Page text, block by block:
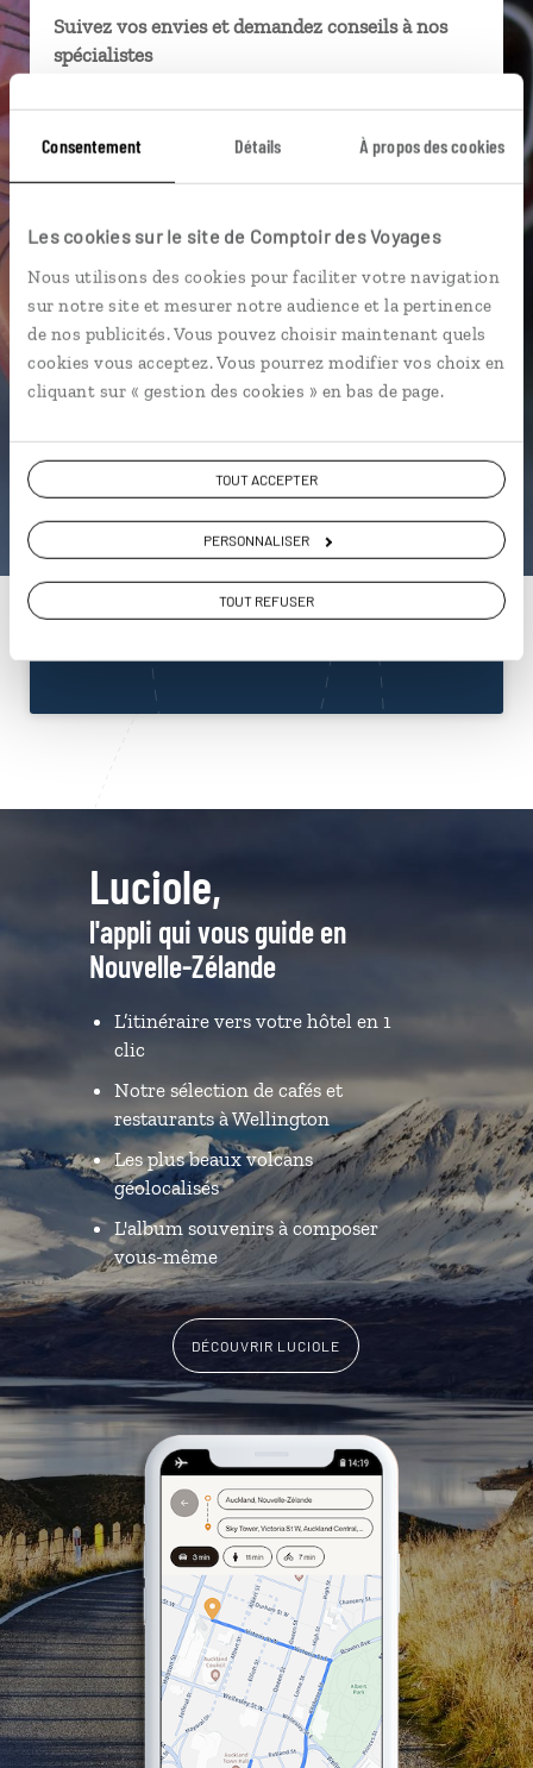
Consentement Détails À propos des cookies
Les cookies sur le site de Comptoir des Voyages
Nous utilisons des cookies pour faciliter votre navigation
sur notre site et mesurer notre audience et la pertinence
de nos publicités. Vous pouvez choisir maintenant quels
cookies vous acceptez. Vous pourrez modifier vos choix en
cliquant sur « gestion des cookies » en bas de page.
TOUT ACCEPTER
PERSONNALISER
TOUT REFUSER
Suivez vos envies et demandez conseils à nos
spécialistes
Ils sauront organiser votre itinéraire au plus
près de vos envies et de la réalité du pays.
Échangez en face à face ou depuis nos studios
téléphone.
Vous gardez le même interlocuteur avant,
pendant et après votre voyage.
ou
Construisez votre voyage avec un spécialiste
Nouvelle-Zélande
01 86 95 65 46
Luciole,
l'appli qui vous guide en
Nouvelle-Zélande
L’itinéraire vers votre hôtel en 1
clic
Notre sélection de cafés et
restaurants à Wellington
Les plus beaux volcans
géolocalisés
L'album souvenirs à composer
vous-même
DÉCOUVRIR LUCIOLE